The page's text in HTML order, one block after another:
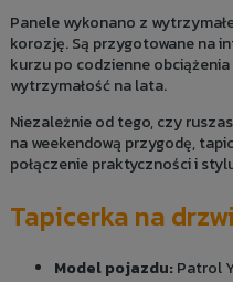
Panele wykonano z
korozję. Są przygotowane na
kurzu po codzienne
wytrzymałość na lata.
Niezależnie od tego, czy
na weekendową przygodę,
połączenie praktyczności i
Tapicerka na
Model pojazdu:Patrol